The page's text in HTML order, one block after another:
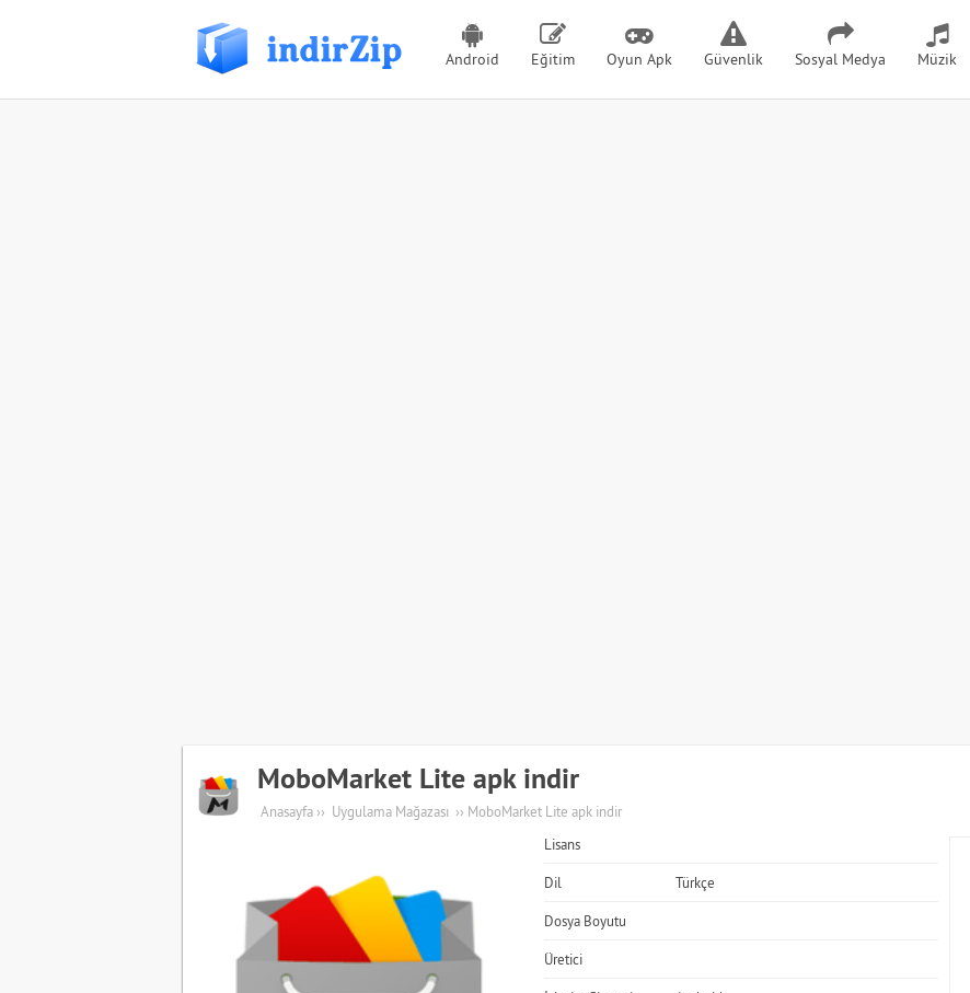
Android Eğitim Oyun Apk Güvenlik Sosyal Medya Müzik
MoboMarket Lite apk indir
Anasayfa ›› Uygulama Mağazası ›› MoboMarket Lite apk indir
Lisans
Dil Türkçe
Dosya Boyutu
Üretici